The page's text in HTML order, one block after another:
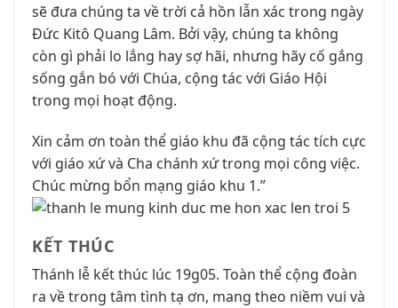
sẽ đưa chúng ta về trời cả hồn lẫn xác trong ngày
Đức Kitô Quang Lâm. Bởi vậy, chúng ta không
còn gì phải lo lắng hay sợ hãi, nhưng hãy cố gắng
sống gắn bó với Chúa, cộng tác với Giáo Hội
trong mọi hoạt động.
Xin cảm ơn toàn thể giáo khu đã cộng tác tích cực
với giáo xứ và Cha chánh xứ trong mọi công việc.
Chúc mừng bổn mạng giáo khu 1.”
KẾT THÚC
Thánh lễ kết thúc lúc 19g05. Toàn thể cộng đoàn
ra về trong tâm tình tạ ơn, mang theo niềm vui và